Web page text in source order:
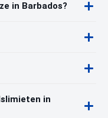
in Barbados?
in